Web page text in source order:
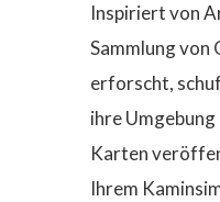
Inspiriert von
Sammlung
erforscht,
ihre
Karten
Ihrem